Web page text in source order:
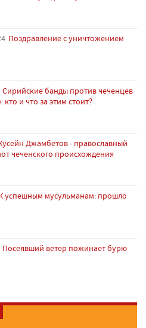
Поздравление с уничтожением
Сирийские банды против чеченцев
кто и что за этим стоит?
Джамбетов - православный
чеченского происхождения
успешным мусульманам: прошло
Посеявший ветер пожинает бурю